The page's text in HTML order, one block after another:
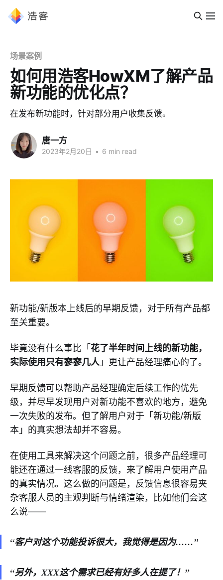
场景案例
如何用浩客HowXM了解产品
新功能的优化点？
在发布新功能时，针对部分用户收集反馈。
唐一方
2023年2月20日 • 6 min read
新功能/新版本上线后的早期反馈，对于所有产品都
至关重要。
毕竟没有什么事比「花了半年时间上线的新功能，
实际使用只有寥寥几人 」更让产品经理痛心的了。
早期反馈可以帮助产品经理确定后续工作的优先
级，并尽早发现用户对新功能不喜欢的地方，避免
一次失败的发布。但了解用户对于「新功能/新版
本」的真实想法却并不容易。
在使用工具来解决这个问题之前，很多产品经理可
能还在通过一线客服的反馈，来了解用户使用产品
的真实情况。这么做的问题是，反馈信息很容易夹
杂客服人员的主观判断与情绪渲染，比如他们会这
么说——
“客户对这个功能投诉很大，我觉得是因为……”
“另外，XXX这个需求已经有好多人在提了！”